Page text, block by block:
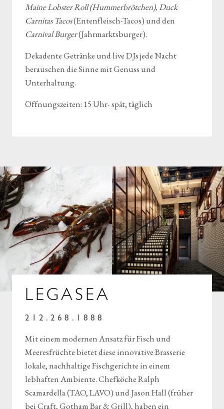
Maine Lobster Roll (Hummerbrötchen), Duck
Carnitas Tacos(Entenfleisch-Tacos) und den
Carnival Burger(Jahrmarktsburger).
Dekadente Getränke und live DJs jede Nacht
berauschen die Sinne mit Genuss und
Unterhaltung.
Öffnungszeiten: 15 Uhr- spät, täglich
LEGASEA
212.268.1888
Mit einem modernen Ansatz für Fisch und
Meeresfrüchte bietet diese innovative Brasserie
lokale, nachhaltige Fischgerichte in einem
lebhaften Ambiente. Chefköche Ralph
Scamardella (TAO, LAVO) und Jason Hall (früher
bei Craft, Gotham Bar & Grill), haben ein